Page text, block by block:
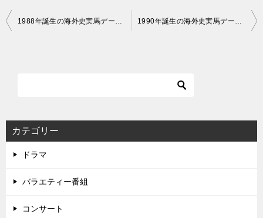
投
シ
ョ
1988年誕生の海外史実馬データ（ウイニングポスト7 2013） 1990年誕生の海外史実馬データ（ウイニングポスト7 2013）
カテゴリー
ドラマ
バラエティー番組
コンサート